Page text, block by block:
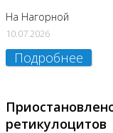
На Нагорной
10.07.2026
Подробнее
ретикулоцитов